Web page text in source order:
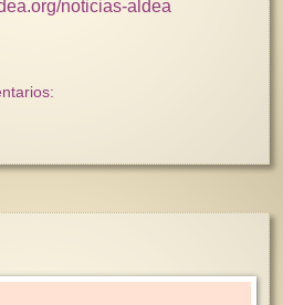
noticias-aldea